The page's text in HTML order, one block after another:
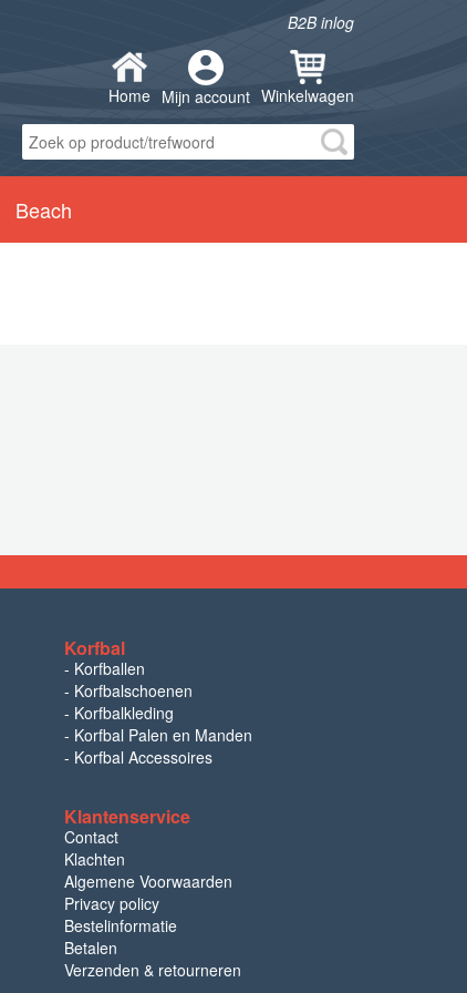
B2B inlog
Home Mijn account Winkelwagen
Beach
Korfbal
- Korfballen
- Korfbalschoenen
- Korfbalkleding
- Korfbal Palen en Manden
- Korfbal Accessoires
Klantenservice
Contact
Klachten
Algemene Voorwaarden
Privacy policy
Bestelinformatie
Betalen
Verzenden & retourneren